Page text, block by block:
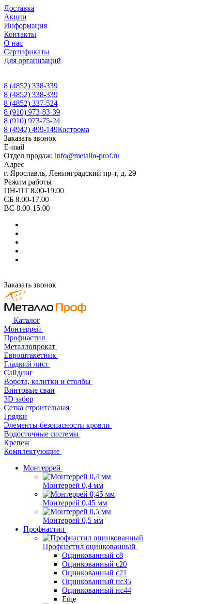
Доставка
Акции
Информация
Контакты
О нас
Сертификаты
Для организаций
8 (4852) 338-339
8 (4852) 338-339
8 (4852) 337-524
8 (910) 973-83-39
8 (910) 973-75-24
8 (4942) 499-149Кострома
Заказать звонок
E-mail
Отдел продаж: info@metallo-prof.ru
Адрес
г. Ярославль, Ленинградский пр-т, д. 29
Режим работы
ПН-ПТ 8.00-19.00
СБ 8.00-17.00
ВС 8.00-15.00
Заказать звонок
Каталог
Монтеррей
Профнастил
Металлопрокат
Евроштакетник
Гладкий лист
Сайдинг
Ворота, калитки и столбы
Винтовые сваи
3D забор
Сетка строительная
Грядки
Элементы безопасности кровли
Водосточные системы
Крепеж
Комплектующие
Монтеррей
Монтеррей 0,4 мм
Монтеррей 0,45 мм
Монтеррей 0,5 мм
Профнастил
Профнастил оцинкованный
Оцинкованный с8
Оцинкованный с20
Оцинкованный с21
Оцинкованный нс35
Оцинкованный нс44
Еще